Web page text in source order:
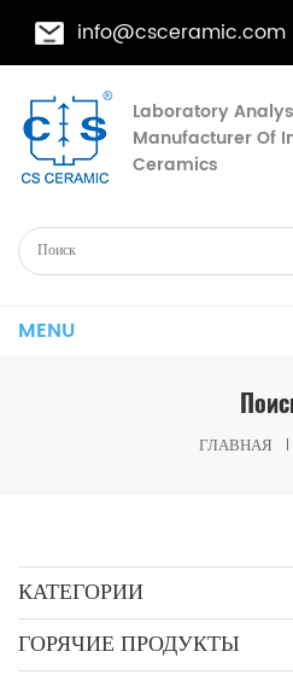
info@csceramic.com
Laboratory
Manufacturer Of
Ceramics
MENU
ГЛАВНАЯ
КАТЕГОРИИ
ГОРЯЧИЕ ПРОДУКТЫ